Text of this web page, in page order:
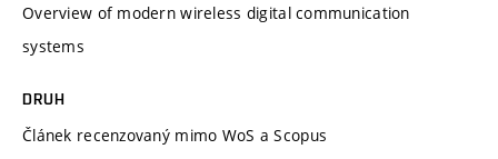
Overview of modern wireless digital communication
systems
DRUH
Článek recenzovaný mimo WoS a Scopus